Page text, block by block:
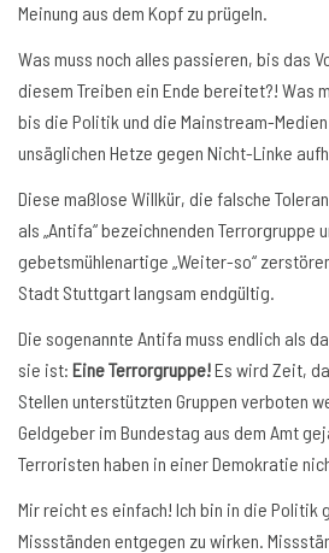
Meinung aus dem Kopf zu prügeln.
Was muss noch alles passieren, bis das
diesem Treiben ein Ende bereitet?! Was
bis die Politik und die Mainstream-
unsäglichen Hetze gegen Nicht-Linke
Diese maßlose Willkür, die falsche
als „Antifa“ bezeichnenden Terrorgruppe
gebetsmühlenartige „Weiter-so“
Stadt Stuttgart langsam endgültig.
Die sogenannte Antifa muss endlich als
sie ist: Eine Terrorgruppe!Es wird Zeit,
Stellen unterstützten Gruppen verboten
Geldgeber im Bundestag aus dem Amt
Terroristen haben in einer Demokratie
Mir reicht es einfach! Ich bin in die Politik
Missständen entgegen zu wirken.